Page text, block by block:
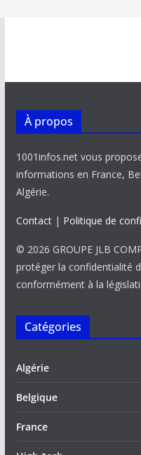
À propos
1001infos.net vous
informations en France,
Algérie.
Contact| Politique de
© 2026 GROUPE JLB
protéger la confidentialité
conformément à la
Catégories
Algérie
Belgique
France